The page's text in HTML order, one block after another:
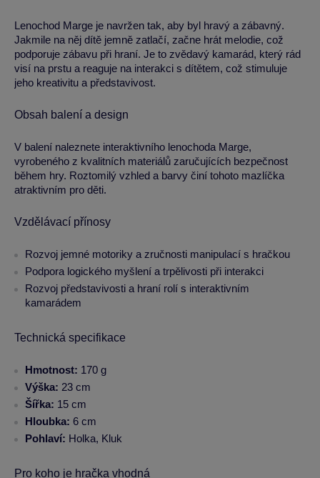
Lenochod Marge je navržen tak, aby byl hravý a zábavný.
Jakmile na něj dítě jemně zatlačí, začne hrát melodie, což
podporuje zábavu při hraní. Je to zvědavý kamarád, který rád
visí na prstu a reaguje na interakci s dítětem, což stimuluje
jeho kreativitu a představivost.
Obsah balení a design
V balení naleznete interaktivního lenochoda Marge,
vyrobeného z kvalitních materiálů zaručujících bezpečnost
během hry. Roztomilý vzhled a barvy činí tohoto mazlíčka
atraktivním pro děti.
Vzdělávací přínosy
Rozvoj jemné motoriky a zručnosti manipulací s hračkou
Podpora logického myšlení a trpělivosti při interakci
Rozvoj představivosti a hraní rolí s interaktivním
kamarádem
Technická specifikace
Hmotnost: 170 g
Výška: 23 cm
Šířka: 15 cm
Hloubka: 6 cm
Pohlaví: Holka, Kluk
Pro koho je hračka vhodná